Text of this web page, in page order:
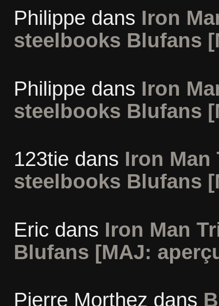
Philippe dans Iron
steelbooks Blufans
Philippe dans Iron
steelbooks Blufans
123tie dans Iron Man
steelbooks Blufans
Eric dans Iron Man
Blufans [MAJ:
Pierre Morthez dans